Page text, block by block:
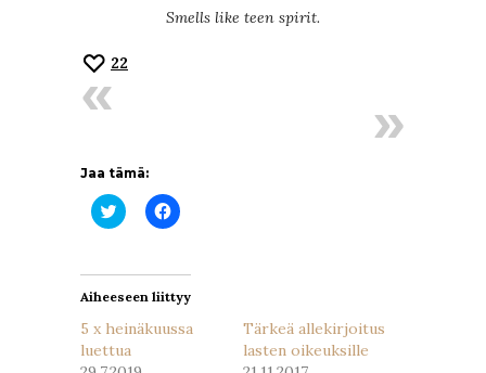
Smells like teen spirit.
22
Jaa tämä:
Jaa
Twitterissä(Avautuu
Jaa
Facebookissa(Avautuu
Aiheeseen liittyy
5 x heinäkuussa
luettua
Tärkeä allekirjoitus
lasten oikeuksille